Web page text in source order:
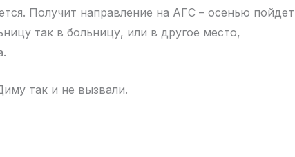
Получит направление на АГС – осенью пойдет
так в больницу, или в другое место,
так и не вызвали.